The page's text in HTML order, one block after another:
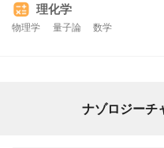
理化学
物理学 量子論 数学
ナゾロジーチ